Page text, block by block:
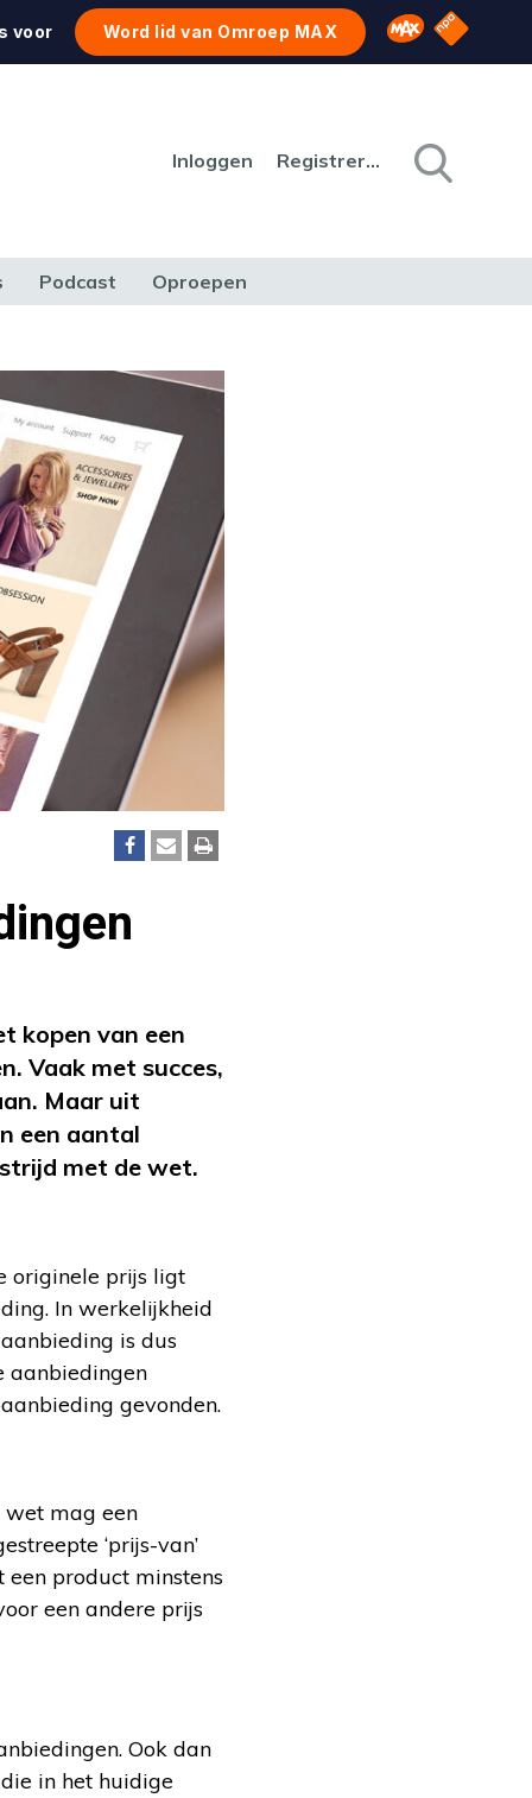
voor Word lid van Omroep MAX Omroep MAX
NPO
Inloggen Registreren
Podcast Oproepen
kopen van een
Vaak met succes,
Maar uit
een aantal
met de wet.
originele prijs ligt
In werkelijkheid
is dus
aanbiedingen
gevonden.
wet mag een
‘prijs-van’
product minstens
een andere prijs
Ook dan
in het huidige